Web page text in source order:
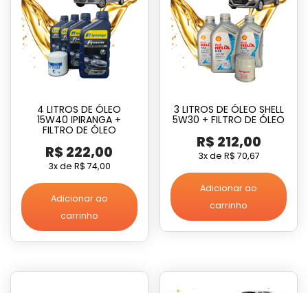
4 LITROS DE ÓLEO
15W40 IPIRANGA +
FILTRO DE ÓLEO
R$ 222,00
3x de R$ 74,00
Adicionar ao
carrinho
3 LITROS DE ÓLEO SHELL
5W30 + FILTRO DE ÓLEO
R$ 212,00
3x de R$ 70,67
Adicionar ao
carrinho